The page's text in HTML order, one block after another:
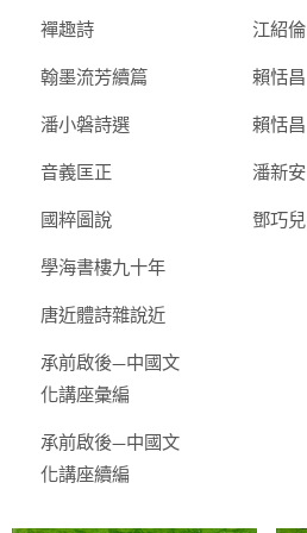
襌趣詩 江紹倫
翰墨流芳續篇 賴恬昌
潘小磐詩選 賴恬昌
音義匡正 潘新安
國粹圖說 鄧巧兒
學海書樓九十年
唐近體詩雜說近
承前啟後—中國文
化講座彙編
承前啟後—中國文
化講座續編